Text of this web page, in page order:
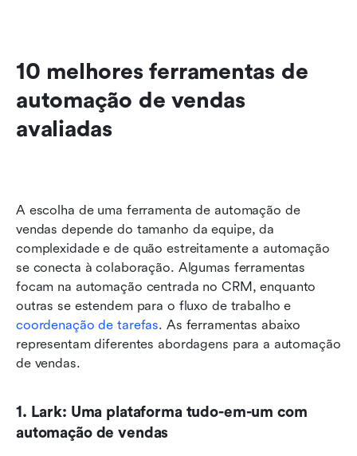
10 melhores ferramentas de
automação de vendas
avaliadas
A escolha de uma ferramenta de automação de
vendas depende do tamanho da equipe, da
complexidade e de quão estreitamente a automação
se conecta à colaboração. Algumas ferramentas
focam na automação centrada no CRM, enquanto
coordenação de tarefas. As ferramentas abaixo
representam diferentes abordagens para a automação
de vendas.
1. Lark: Uma plataforma tudo-em-um com
automação de vendas